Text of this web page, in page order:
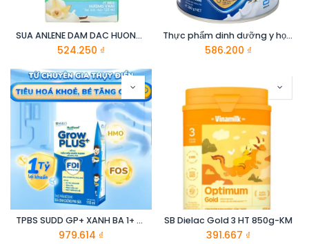
SUA ANLENE DAM DAC HUONG VANI 4x125ML
524.250 ₫
Thực phẩm dinh dưỡng y học : Ensure Gold 380g
586.200 ₫
TPBS SUDD GP+ XANH BA 1+ H110MLX48
979.614 ₫
SB Dielac Gold 3 HT 850g-KM
391.667 ₫